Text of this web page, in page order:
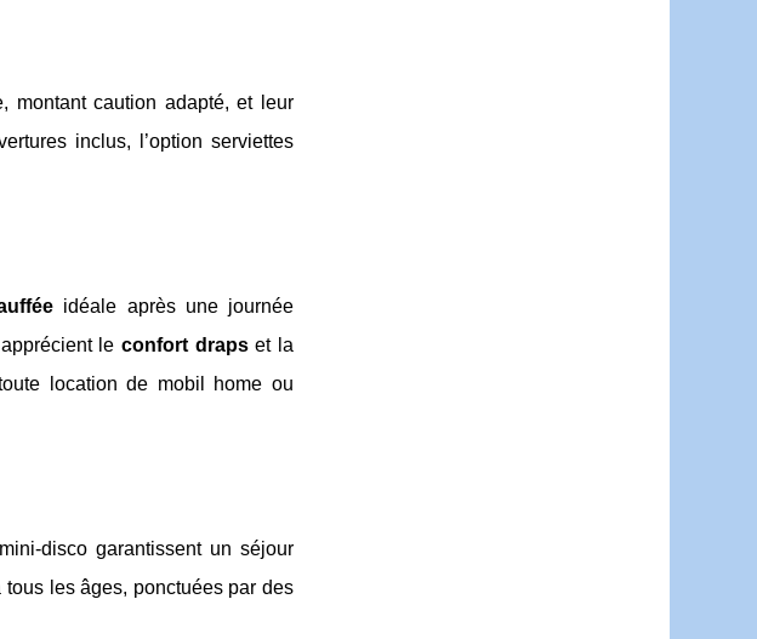
montant caution adapté, et leur
inclus, l’option serviettes
idéale après une journée
le confort drapset la
location de mobil home ou
disco garantissent un séjour
les âges, ponctuées par des